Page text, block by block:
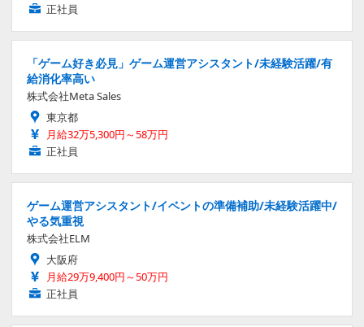
正社員
「ゲーム好き必見」ゲーム運営アシスタント/未経験活躍/有
給消化率高い
株式会社Meta Sales
東京都
月給32万5,300円～58万円
正社員
ゲーム運営アシスタント/イベントの準備補助/未経験活躍中/
やる気重視
株式会社ELM
大阪府
月給29万9,400円～50万円
正社員